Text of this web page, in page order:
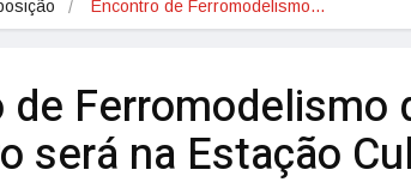
Encontro de Ferromodelismo…
de Ferromodelismo
será na Estação